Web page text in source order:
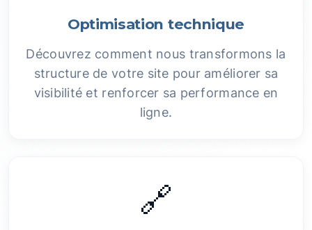
Optimisation technique
Découvrez comment nous transformons la
structure de votre site pour améliorer sa
visibilité et renforcer sa performance en
ligne.
🔗